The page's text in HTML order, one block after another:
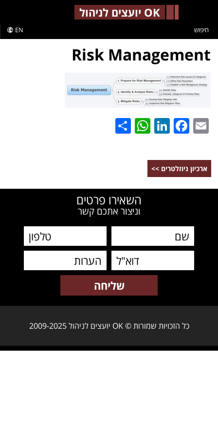
OK יועצים לניהול
EN חיפוש
Risk Management
Email
Facebook
LinkedIn
WhatsApp
ארכיון ניוזלטרים >>
השאירו פרטים
וניצור אתכם קשר
כל הזכויות שמורות © OK יועצים לניהול 2009-2025